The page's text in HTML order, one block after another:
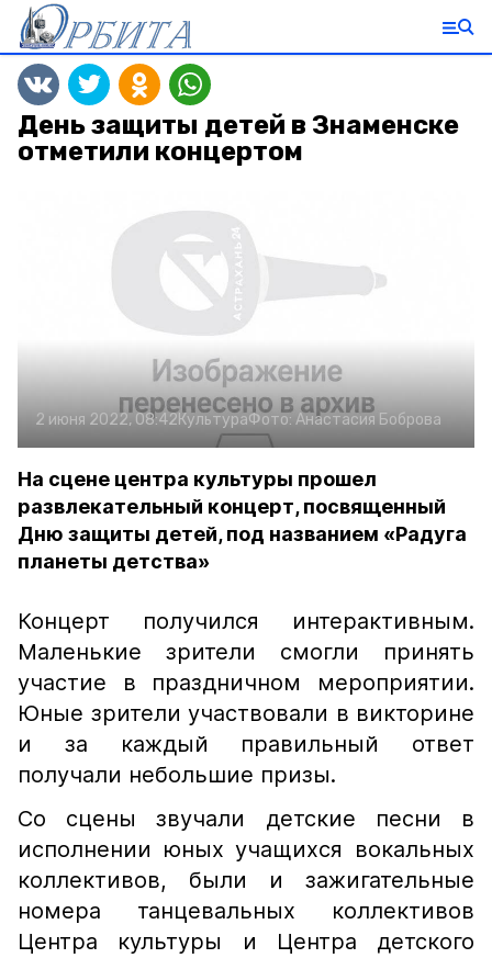
День защиты детей в Знаменске
отметили концертом
2 июня 2022, 08:42КультураФото: Анастасия Боброва
На сцене центра культуры прошел
развлекательный концерт, посвященный
Дню защиты детей, под названием «Радуга
планеты детства»
Концерт получился интерактивным.
Маленькие зрители смогли принять
участие в праздничном мероприятии.
Юные зрители участвовали в викторине
и за каждый правильный ответ
получали небольшие призы.
Со сцены звучали детские песни в
исполнении юных учащихся вокальных
коллективов, были и зажигательные
номера танцевальных коллективов
Центра культуры и Центра детского